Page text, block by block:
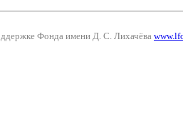
Фонда имени Д. С. Лихачёва